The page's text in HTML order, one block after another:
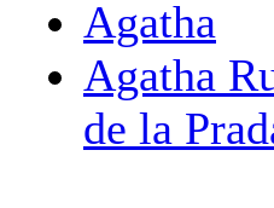
Agatha
Agatha
de la